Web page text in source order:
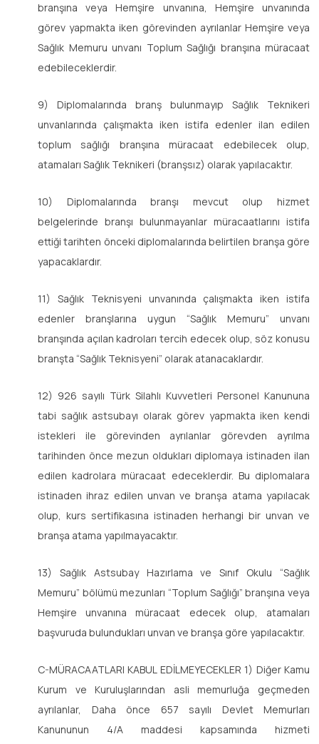
branşına veya Hemşire unvanına, Hemşire unvanında
görev yapmakta iken görevinden ayrılanlar Hemşire veya
Sağlık Memuru unvanı Toplum Sağlığı branşına müracaat
edebileceklerdir.
9) Diplomalarında branş bulunmayıp Sağlık Teknikeri
unvanlarında çalışmakta iken istifa edenler ilan edilen
toplum sağlığı branşına müracaat edebilecek olup,
atamaları Sağlık Teknikeri (branşsız) olarak yapılacaktır.
10) Diplomalarında branşı mevcut olup hizmet
belgelerinde branşı bulunmayanlar müracaatlarını istifa
ettiği tarihten önceki diplomalarında belirtilen branşa göre
yapacaklardır.
11) Sağlık Teknisyeni unvanında çalışmakta iken istifa
edenler branşlarına uygun “Sağlık Memuru” unvanı
branşında açılan kadroları tercih edecek olup, söz konusu
branşta “Sağlık Teknisyeni” olarak atanacaklardır.
12) 926 sayılı Türk Silahlı Kuvvetleri Personel Kanununa
tabi sağlık astsubayı olarak görev yapmakta iken kendi
istekleri ile görevinden ayrılanlar görevden ayrılma
tarihinden önce mezun oldukları diplomaya istinaden ilan
edilen kadrolara müracaat edeceklerdir. Bu diplomalara
istinaden ihraz edilen unvan ve branşa atama yapılacak
olup, kurs sertifikasına istinaden herhangi bir unvan ve
branşa atama yapılmayacaktır.
13) Sağlık Astsubay Hazırlama ve Sınıf Okulu “Sağlık
Memuru” bölümü mezunları “Toplum Sağlığı” branşına veya
Hemşire unvanına müracaat edecek olup, atamaları
başvuruda bulundukları unvan ve branşa göre yapılacaktır.
C-MÜRACAATLARI KABUL EDİLMEYECEKLER 1) Diğer Kamu
Kurum ve Kuruluşlarından asli memurluğa geçmeden
ayrılanlar, Daha önce 657 sayılı Devlet Memurları
Kanununun 4/A maddesi kapsamında hizmeti